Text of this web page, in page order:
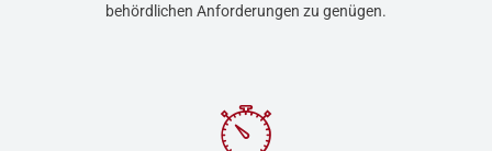
behördlichen Anforderungen zu genügen.